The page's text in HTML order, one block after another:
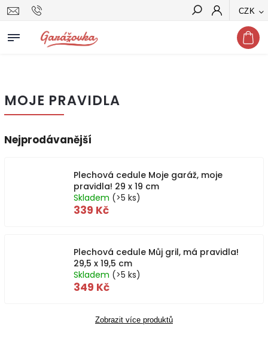
CZK
Hledat
MOJE PRAVIDLA
Nejprodávanější
Plechová cedule Moje garáž, moje
pravidla! 29 x 19 cm
Skladem (>5 ks)
339 Kč
Plechová cedule Můj gril, má pravidla!
29,5 x 19,5 cm
Skladem (>5 ks)
349 Kč
Zobrazit více produktů